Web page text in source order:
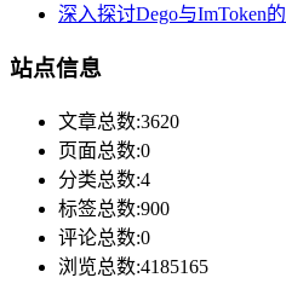
深入探讨Dego与ImToken
站点信息
文章总数:3620
页面总数:0
分类总数:4
标签总数:900
评论总数:0
浏览总数:4185165